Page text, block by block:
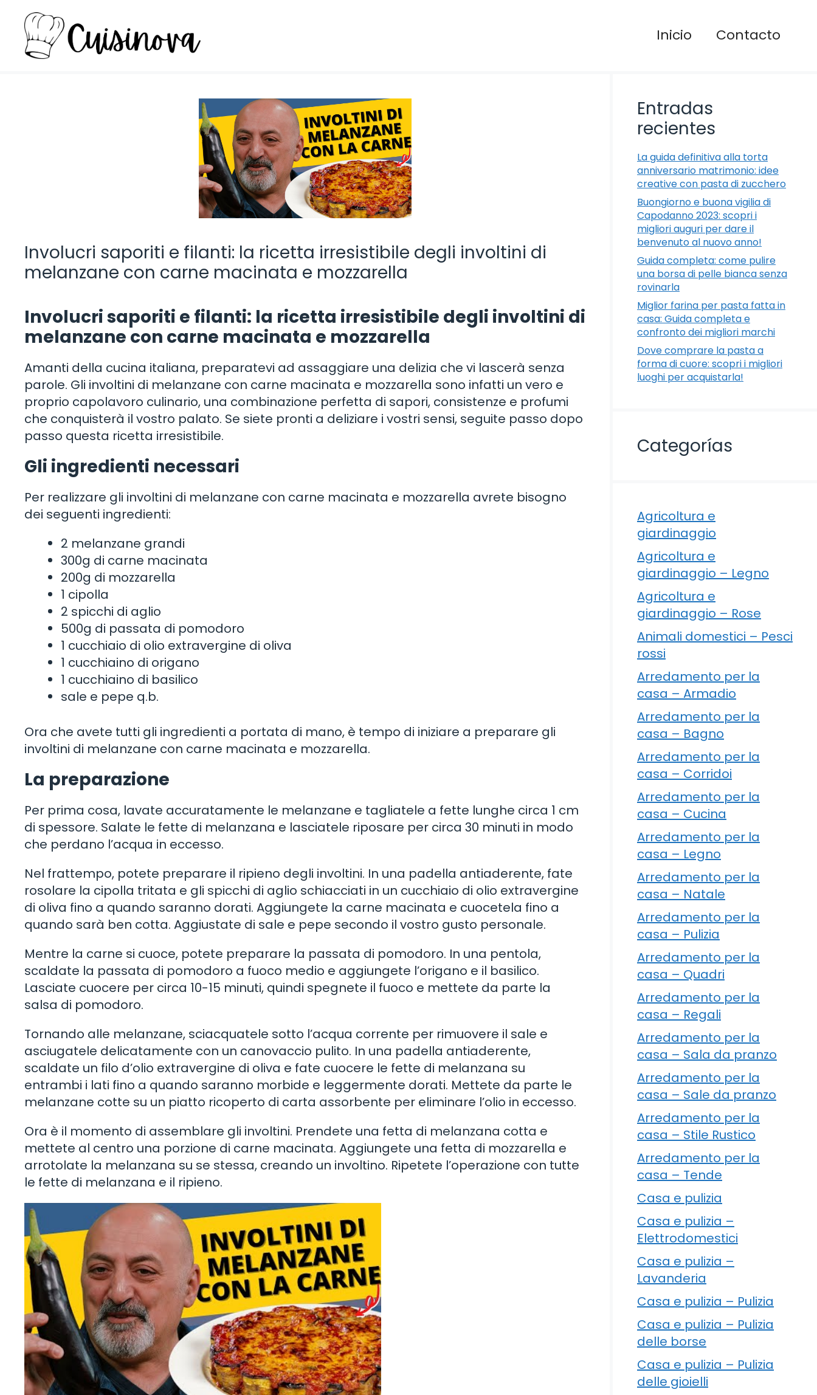
contenuto
Inicio Contacto
Involucri saporiti e filanti: la ricetta irresistibile degli involtini di
melanzane con carne macinata e mozzarella
Involucri saporiti e filanti: la ricetta irresistibile degli involtini di
melanzane con carne macinata e mozzarella
Amanti della cucina italiana, preparatevi ad assaggiare una delizia che vi lascerà senza
parole. Gli involtini di melanzane con carne macinata e mozzarella sono infatti un vero e
proprio capolavoro culinario, una combinazione perfetta di sapori, consistenze e profumi
che conquisterà il vostro palato. Se siete pronti a deliziare i vostri sensi, seguite passo dopo
passo questa ricetta irresistibile.
Gli ingredienti necessari
Per realizzare gli involtini di melanzane con carne macinata e mozzarella avrete bisogno
dei seguenti ingredienti:
2 melanzane grandi
300g di carne macinata
200g di mozzarella
1 cipolla
2 spicchi di aglio
500g di passata di pomodoro
1 cucchiaio di olio extravergine di oliva
1 cucchiaino di origano
1 cucchiaino di basilico
sale e pepe q.b.
Ora che avete tutti gli ingredienti a portata di mano, è tempo di iniziare a preparare gli
involtini di melanzane con carne macinata e mozzarella.
La preparazione
Per prima cosa, lavate accuratamente le melanzane e tagliatele a fette lunghe circa 1 cm
di spessore. Salate le fette di melanzana e lasciatele riposare per circa 30 minuti in modo
che perdano l’acqua in eccesso.
Nel frattempo, potete preparare il ripieno degli involtini. In una padella antiaderente, fate
rosolare la cipolla tritata e gli spicchi di aglio schiacciati in un cucchiaio di olio extravergine
di oliva fino a quando saranno dorati. Aggiungete la carne macinata e cuocetela fino a
quando sarà ben cotta. Aggiustate di sale e pepe secondo il vostro gusto personale.
Mentre la carne si cuoce, potete preparare la passata di pomodoro. In una pentola,
scaldate la passata di pomodoro a fuoco medio e aggiungete l’origano e il basilico.
Lasciate cuocere per circa 10-15 minuti, quindi spegnete il fuoco e mettete da parte la
salsa di pomodoro.
Tornando alle melanzane, sciacquatele sotto l’acqua corrente per rimuovere il sale e
asciugatele delicatamente con un canovaccio pulito. In una padella antiaderente,
scaldate un filo d’olio extravergine di oliva e fate cuocere le fette di melanzana su
entrambi i lati fino a quando saranno morbide e leggermente dorati. Mettete da parte le
melanzane cotte su un piatto ricoperto di carta assorbente per eliminare l’olio in eccesso.
Ora è il momento di assemblare gli involtini. Prendete una fetta di melanzana cotta e
mettete al centro una porzione di carne macinata. Aggiungete una fetta di mozzarella e
arrotolate la melanzana su se stessa, creando un involtino. Ripetete l’operazione con tutte
le fette di melanzana e il ripieno.
Entradas
recientes
La guida definitiva alla torta
anniversario matrimonio: idee
creative con pasta di zucchero
Buongiorno e buona vigilia di
Capodanno 2023: scopri i
migliori auguri per dare il
benvenuto al nuovo anno!
Guida completa: come pulire
una borsa di pelle bianca senza
rovinarla
Miglior farina per pasta fatta in
casa: Guida completa e
confronto dei migliori marchi
Dove comprare la pasta a
forma di cuore: scopri i migliori
luoghi per acquistarla!
Categorías
Agricoltura e
giardinaggio
Agricoltura e
giardinaggio – Legno
Agricoltura e
giardinaggio – Rose
Animali domestici – Pesci
rossi
Arredamento per la
casa – Armadio
Arredamento per la
casa – Bagno
Arredamento per la
casa – Corridoi
Arredamento per la
casa – Cucina
Arredamento per la
casa – Legno
Arredamento per la
casa – Natale
Arredamento per la
casa – Pulizia
Arredamento per la
casa – Quadri
Arredamento per la
casa – Regali
Arredamento per la
casa – Sala da pranzo
Arredamento per la
casa – Sale da pranzo
Arredamento per la
casa – Stile Rustico
Arredamento per la
casa – Tende
Casa e pulizia
Casa e pulizia –
Elettrodomestici
Casa e pulizia –
Lavanderia
Casa e pulizia – Pulizia
Casa e pulizia – Pulizia
delle borse
Casa e pulizia – Pulizia
delle gioielli